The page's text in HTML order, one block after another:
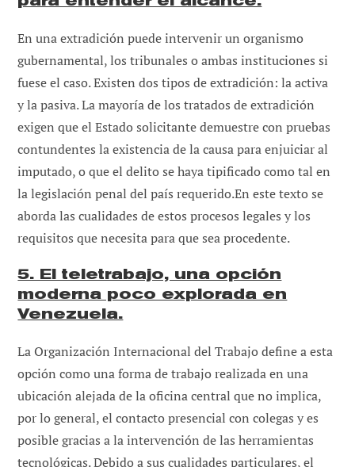
En una extradición puede intervenir un organismo
gubernamental, los tribunales o ambas instituciones si
fuese el caso. Existen dos tipos de extradición: la activa
y la pasiva. La mayoría de los tratados de extradición
exigen que el Estado solicitante demuestre con pruebas
contundentes la existencia de la causa para enjuiciar al
imputado, o que el delito se haya tipificado como tal en
la legislación penal del país requerido.En este texto se
aborda las cualidades de estos procesos legales y los
requisitos que necesita para que sea procedente.
5. El teletrabajo, una opción
moderna poco explorada en
Venezuela.
La Organización Internacional del Trabajo define a esta
opción como una forma de trabajo realizada en una
ubicación alejada de la oficina central que no implica,
por lo general, el contacto presencial con colegas y es
posible gracias a la intervención de las herramientas
tecnológicas. Debido a sus cualidades particulares, el